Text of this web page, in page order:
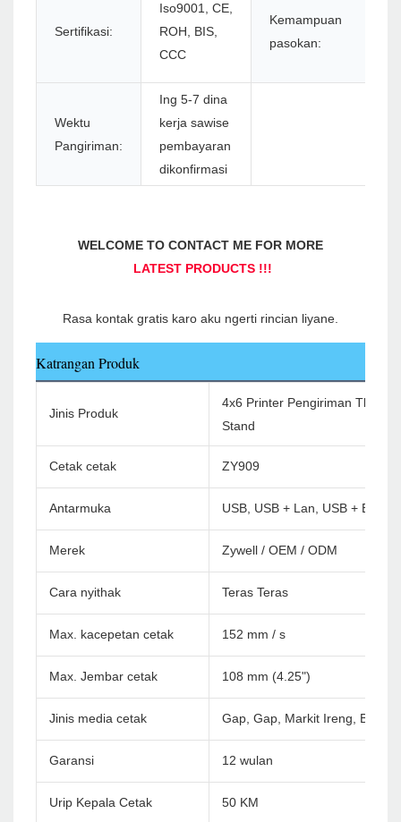
Sertifikasi:
Iso9001, CE,
ROH, BIS,
CCC
Kemampuan
pasokan:
Wektu
Pangiriman:
Ing 5-7 dina
kerja sawise
pembayaran
dikonfirmasi
Katrangan Produk
Jinis Produk
4x6 Printer Pengiriman
Stand
Cetak cetak ZY909
Antarmuka USB, USB + Lan, USB +
Merek Zywell / OEM / ODM
Cara nyithak Teras Teras
Max. kacepetan cetak 152 mm / s
Max. Jembar cetak 108 mm (4.25")
Jinis media cetak Gap, Gap, Markit Ireng,
Garansi 12 wulan
Urip Kepala Cetak 50 KM